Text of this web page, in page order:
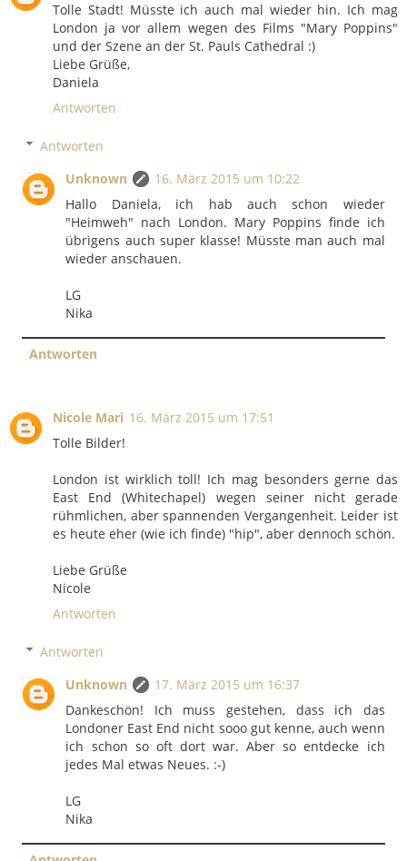
Tolle Stadt! Müsste ich auch mal wieder hin. Ich mag
London ja vor allem wegen des Films "Mary Poppins"
und der Szene an der St. Pauls Cathedral :)
Liebe Grüße,
Daniela
Antworten
Antworten
Unknown
16. März 2015 um 10:22
Hallo Daniela, ich hab auch schon wieder
"Heimweh" nach London. Mary Poppins finde ich
übrigens auch super klasse! Müsste man auch mal
wieder anschauen.
LG
Nika
Antworten
Nicole Mari 16. März 2015 um 17:51
Tolle Bilder!
London ist wirklich toll! Ich mag besonders gerne das
East End (Whitechapel) wegen seiner nicht gerade
rühmlichen, aber spannenden Vergangenheit. Leider ist
es heute eher (wie ich finde) "hip", aber dennoch schön.
Liebe Grüße
Nicole
Antworten
Antworten
Unknown
17. März 2015 um 16:37
Dankeschön! Ich muss gestehen, dass ich das
Londoner East End nicht sooo gut kenne, auch wenn
ich schon so oft dort war. Aber so entdecke ich
jedes Mal etwas Neues. :-)
LG
Nika